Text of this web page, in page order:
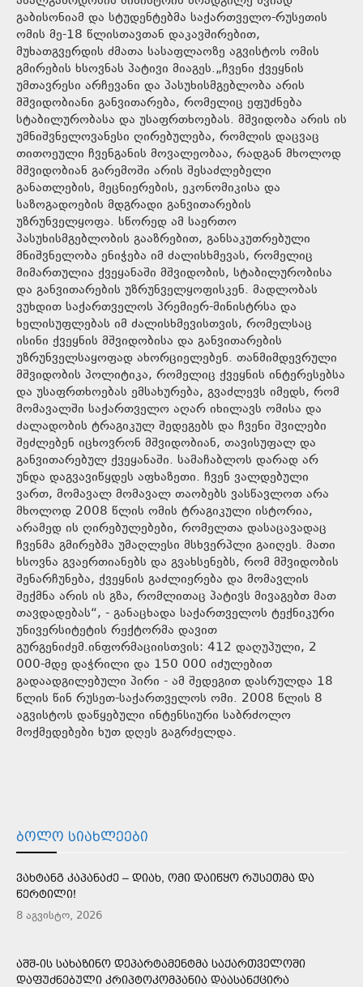
გაბისონიამ და სტუდენტებმა საქართველო-რუსეთის
ომის მე-18 წლისთავთან დაკავშირებით,
მუხათგვერდის ძმათა სასაფლაოზე აგვისტოს ომის
გმირების ხსოვნას პატივი მიაგეს.„ჩვენი ქვეყნის
უმთავრესი არჩევანი და პასუხისმგებლობა არის
მშვიდობიანი განვითარება, რომელიც ეფუძნება
სტაბილურობასა და უსაფრთხოებას. მშვიდობა არის ის
უმნიშვნელოვანესი ღირებულება, რომლის დაცვაც
თითოეული ჩვენგანის მოვალეობაა, რადგან მხოლოდ
მშვიდობიან გარემოში არის შესაძლებელი
განათლების, მეცნიერების, ეკონომიკისა და
საზოგადოების მდგრადი განვითარების
უზრუნველყოფა. სწორედ ამ საერთო
პასუხისმგებლობის გააზრებით, განსაკუთრებული
მნიშვნელობა ენიჭება იმ ძალისხმევას, რომელიც
მიმართულია ქვეყანაში მშვიდობის, სტაბილურობისა
და განვითარების უზრუნველყოფისკენ. მადლობას
ვუხდით საქართველოს პრემიერ-მინისტრსა და
ხელისუფლებას იმ ძალისხმევისთვის, რომელსაც
ისინი ქვეყნის მშვიდობისა და განვითარების
უზრუნველსაყოფად ახორციელებენ. თანმიმდევრული
მშვიდობის პოლიტიკა, რომელიც ქვეყნის ინტერესებსა
და უსაფრთხოებას ემსახურება, გვაძლევს იმედს, რომ
მომავალში საქართველო აღარ იხილავს ომისა და
ძალადობის ტრაგიკულ შედეგებს და ჩვენი შვილები
შეძლებენ იცხოვრონ მშვიდობიან, თავისუფალ და
განვითარებულ ქვეყანაში. სამაჩაბლოს დარად არ
უნდა დაგვავიწყდეს აფხაზეთი. ჩვენ ვალდებული
ვართ, მომავალ მომავალ თაობებს ვასწავლოთ არა
მხოლოდ 2008 წლის ომის ტრაგიკული ისტორია,
არამედ ის ღირებულებები, რომელთა დასაცავადაც
ჩვენმა გმირებმა უმაღლესი მსხვერპლი გაიღეს. მათი
ხსოვნა გვაერთიანებს და გვახსენებს, რომ მშვიდობის
შენარჩუნება, ქვეყნის გაძლიერება და მომავლის
შექმნა არის ის გზა, რომლითაც პატივს მივაგებთ მათ
თავდადებას“, - განაცხადა საქართველოს ტექნიკური
უნივერსიტეტის რექტორმა დავით
გურგენიძემ.ინფორმაციისთვის: 412 დაღუპული, 2
000-მდე დაჭრილი და 150 000 იძულებით
გადაადგილებული პირი - ამ შედეგით დასრულდა 18
წლის წინ რუსეთ-საქართველოს ომი. 2008 წლის 8
აგვისტოს დაწყებული ინტენსიური საბრძოლო
მოქმედებები ხუთ დღეს გაგრძელდა.
ᲑᲝᲚᲝ ᲡᲘᲐᲮᲚᲔᲔᲑᲘ
ᲕᲐᲮᲢᲐᲜᲒ ᲙᲐᲞᲐᲜᲐᲫᲔ – ᲓᲘᲐᲮ, ᲝᲛᲘ ᲓᲐᲘᲬᲧᲝ ᲠᲣᲡᲔᲗᲛᲐ ᲓᲐ
ᲬᲔᲠᲢᲘᲚᲘ!
8 აგვისტო, 2026
ᲐᲨᲨ-ᲘᲡ ᲡᲐᲮᲐᲖᲘᲜᲝ ᲓᲔᲞᲐᲠᲢᲐᲛᲔᲜᲢᲛᲐ ᲡᲐᲥᲐᲠᲗᲕᲔᲚᲝᲨᲘ
ᲓᲐᲤᲣᲫᲜᲔᲑᲣᲚᲘ ᲙᲠᲘᲞᲢᲝᲙᲝᲛᲞᲐᲜᲘᲐ ᲓᲐᲐᲡᲐᲜᲥᲪᲘᲠᲐ